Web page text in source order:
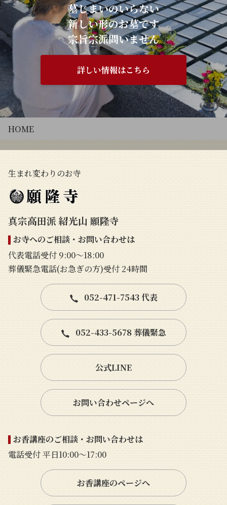
墓じまいのいらない
新しい形のお墓です
宗旨宗派問いません
詳しい情報はこちら
HOME
生まれ変わりのお寺
真宗高田派 紹光山 願隆寺
お寺へのご相談・お問い合わせは
代表電話受付 9:00〜18:00
葬儀緊急電話(お急ぎの方)受付 24時間
052-471-7543 代表
052-433-5678 葬儀緊急
公式LINE
お問い合わせページへ
お香講座のご相談・お問い合わせは
電話受付 平日10:00〜17:00
お香講座のページへ